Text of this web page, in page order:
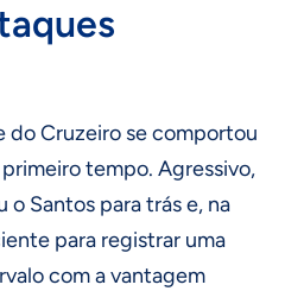
do Cruzeiro se comportou
tempo. Agressivo,
Santos para trás e, na
para registrar uma
com a vantagem